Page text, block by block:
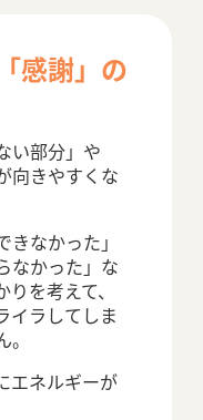
感謝」の
い部分」や
向きやすくな
きなかった」
なかった」な
を考えて、
イラしてしま
エネルギーが